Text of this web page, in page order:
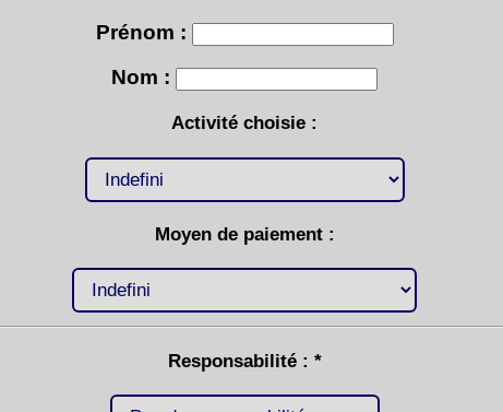
Prénom :
Nom :
Activité choisie :
Moyen de paiement :
Responsabilité : *